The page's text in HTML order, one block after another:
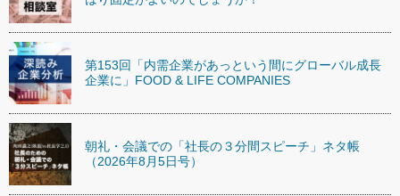
第153回「内需企業があっという間にグローバル成長
企業に」FOOD & LIFE COMPANIES
朝礼・会議での「社長の３分間スピーチ」ネタ帳
（2026年8月5日号）